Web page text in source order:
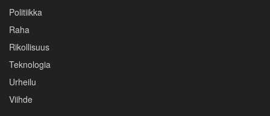
Politiikka
Raha
Rikollisuus
Teknologia
Urheilu
Viihde